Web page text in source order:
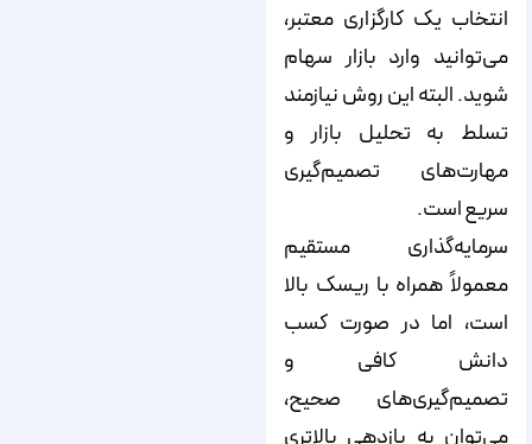
انتخاب یک کارگزاری معتبر،
می‌توانید وارد بازار سهام
شوید. البته این روش نیازمند
تسلط به تحلیل بازار و
مهارت‌های تصمیم‌گیری
سریع است.
سرمایه‌گذاری مستقیم
معمولاً همراه با ریسک بالا
است، اما در صورت کسب
دانش کافی و
تصمیم‌گیری‌های صحیح،